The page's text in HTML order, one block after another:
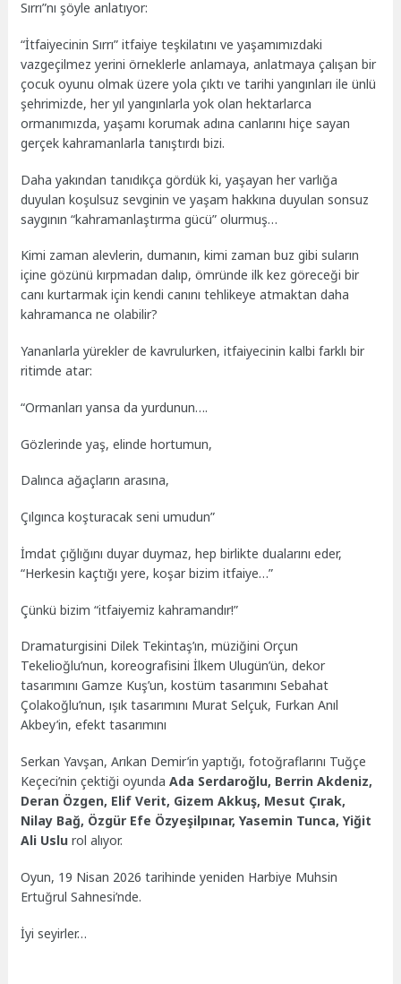
Sırrı”nı şöyle anlatıyor:
“İtfaiyecinin Sırrı” itfaiye teşkilatını ve yaşamımızdaki
vazgeçilmez yerini örneklerle anlamaya, anlatmaya çalışan bir
çocuk oyunu olmak üzere yola çıktı ve tarihi yangınları ile ünlü
şehrimizde, her yıl yangınlarla yok olan hektarlarca
ormanımızda, yaşamı korumak adına canlarını hiçe sayan
gerçek kahramanlarla tanıştırdı bizi.
Daha yakından tanıdıkça gördük ki, yaşayan her varlığa
duyulan koşulsuz sevginin ve yaşam hakkına duyulan sonsuz
saygının “kahramanlaştırma gücü” olurmuş…
Kimi zaman alevlerin, dumanın, kimi zaman buz gibi suların
içine gözünü kırpmadan dalıp, ömründe ilk kez göreceği bir
canı kurtarmak için kendi canını tehlikeye atmaktan daha
kahramanca ne olabilir?
Yananlarla yürekler de kavrulurken, itfaiyecinin kalbi farklı bir
ritimde atar:
“Ormanları yansa da yurdunun….
Gözlerinde yaş, elinde hortumun,
Dalınca ağaçların arasına,
Çılgınca koşturacak seni umudun”
İmdat çığlığını duyar duymaz, hep birlikte dualarını eder,
“Herkesin kaçtığı yere, koşar bizim itfaiye…”
Çünkü bizim “itfaiyemiz kahramandır!”
Dramaturgisini Dilek Tekintaş’ın, müziğini Orçun
Tekelioğlu’nun, koreografisini İlkem Ulugün’ün, dekor
tasarımını Gamze Kuş’un, kostüm tasarımını Sebahat
Çolakoğlu’nun, ışık tasarımını Murat Selçuk, Furkan Anıl
Akbey’in, efekt tasarımını
Serkan Yavşan, Arıkan Demir’in yaptığı, fotoğraflarını Tuğçe
Keçeci’nin çektiği oyundaAda Serdaroğlu, Berrin Akdeniz,
Deran Özgen, Elif Verit, Gizem Akkuş, Mesut Çırak,
Nilay Bağ, Özgür Efe Özyeşilpınar, Yasemin Tunca, Yiğit
Ali Uslu rol alıyor.
Oyun, 19 Nisan 2026 tarihinde yeniden Harbiye Muhsin
Ertuğrul Sahnesi’nde.
İyi seyirler…